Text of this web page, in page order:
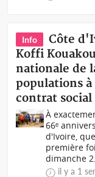
Info
Côte
Koffi
nationale de
populations
contrat social
À
66ᵉ
d'Ivoire,
première
dimanche
il y a 1